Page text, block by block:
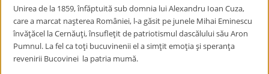
Unirea de la 1859, înfăptuită sub domnia lui Alexandru Ioan Cuza,
care a marcat naşterea României, l-a găsit pe junele Mihai Eminescu
învăţăcel la Cernăuţi, însufleţit de patriotismul dascălului său Aron
Pumnul. La fel ca toţi bucuvinenii el a simţit emoţia şi speranţa
revenirii Bucovinei la patria mumă.